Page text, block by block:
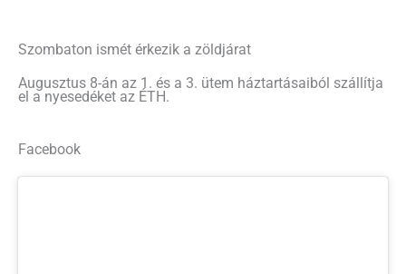
Szombaton ismét érkezik a zöldjárat
Augusztus 8-án az 1. és a 3. ütem háztartásaiból szállítja
el a nyesedéket az ÉTH.
Facebook